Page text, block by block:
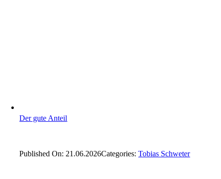
Der gute Anteil
Published On: 21.06.2026Categories:Tobias Schweter